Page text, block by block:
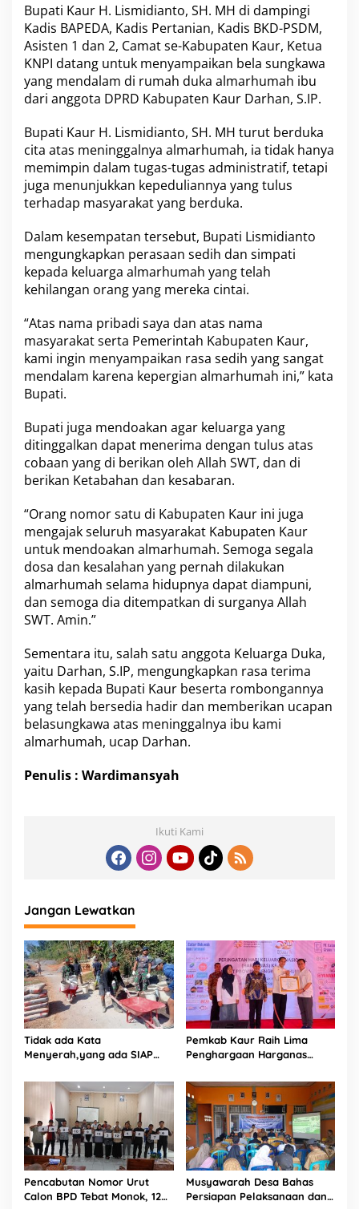
e
R
u
m
a
h
D
k
a
b
u
g
o
t
P
R
D
K
a
Bupati Kaur H. Lismidianto, SH. MH di dampingi
Kadis BAPEDA, Kadis Pertanian, Kadis BKD-PSDM,
Asisten 1 dan 2, Camat se-Kabupaten Kaur, Ketua
KNPI datang untuk menyampaikan bela sungkawa
yang mendalam di rumah duka almarhumah ibu
dari anggota DPRD Kabupaten Kaur Darhan, S.IP.
Bupati Kaur H. Lismidianto, SH. MH turut berduka
cita atas meninggalnya almarhumah, ia tidak hanya
memimpin dalam tugas-tugas administratif, tetapi
juga menunjukkan kepeduliannya yang tulus
terhadap masyarakat yang berduka.
Dalam kesempatan tersebut, Bupati Lismidianto
mengungkapkan perasaan sedih dan simpati
kepada keluarga almarhumah yang telah
kehilangan orang yang mereka cintai.
“Atas nama pribadi saya dan atas nama
masyarakat serta Pemerintah Kabupaten Kaur,
kami ingin menyampaikan rasa sedih yang sangat
mendalam karena kepergian almarhumah ini,” kata
Bupati.
Bupati juga mendoakan agar keluarga yang
ditinggalkan dapat menerima dengan tulus atas
cobaan yang di berikan oleh Allah SWT, dan di
berikan Ketabahan dan kesabaran.
“Orang nomor satu di Kabupaten Kaur ini juga
mengajak seluruh masyarakat Kabupaten Kaur
untuk mendoakan almarhumah. Semoga segala
dosa dan kesalahan yang pernah dilakukan
almarhumah selama hidupnya dapat diampuni,
dan semoga dia ditempatkan di surganya Allah
SWT. Amin.”
Sementara itu, salah satu anggota Keluarga Duka,
yaitu Darhan, S.IP, mengungkapkan rasa terima
kasih kepada Bupati Kaur beserta rombongannya
yang telah bersedia hadir dan memberikan ucapan
belasungkawa atas meninggalnya ibu kami
almarhumah, ucap Darhan.
Penulis : Wardimansyah
Ikuti Kami
Jangan Lewatkan
Tidak ada Kata
Menyerah,yang ada SIAP
Pemkab Kaur Raih Lima
Penghargaan Harganas
Bangun Keluarga
Berkualitas
Pencabutan Nomor Urut
Calon BPD Tebat Monok, 12
Musyawarah Desa Bahas
Persiapan Pelaksanaan dan